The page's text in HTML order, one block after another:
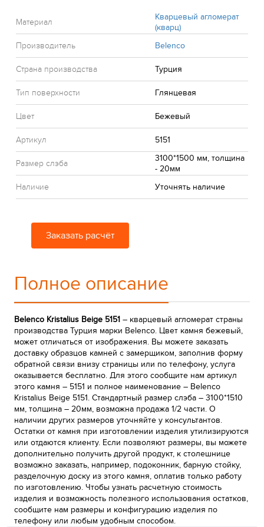
Материал
Кварцевый агломерат
(кварц)
Производитель
Belenco
Страна производства Турция
Тип поверхности Глянцевая
Цвет Бежевый
Артикул 5151
Размер слэба
3100*1500 мм, толщина
- 20мм
Наличие
Уточнять наличие
Заказать расчёт
Полное описание
Belenco Kristalius Beige 5151 – кварцевый агломерат страны
производства Турция марки Belenco. Цвет камня бежевый,
может отличаться от изображения. Вы можете заказать
доставку образцов камней с замерщиком, заполнив форму
обратной связи внизу страницы или по телефону, услуга
оказывается бесплатно. Для этого сообщите нам артикул
этого камня – 5151 и полное наименование – Belenco
Kristalius Beige 5151. Стандартный размер слэба – 3100*1510
мм, толщина – 20мм, возможна продажа 1/2 части. О
наличии других размеров уточняйте у консультантов.
Остатки от камня при изготовлении изделия утилизируются
или отдаются клиенту. Если позволяют размеры, вы можете
дополнительно получить другой продукт, к столешнице
возможно заказать, например, подоконник, барную стойку,
разделочную доску из этого камня, оплатив только работу
по изготовлению. Чтобы узнать расчетную стоимость
изделия и возможность полезного использования остатков,
сообщите нам размеры и конфигурацию изделия по
телефону или любым удобным способом.